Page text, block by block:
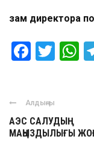
зам директора
Алдыңғы
АЭС САЛУДЫҢ
МАҢЫЗДЫЛЫҒЫ